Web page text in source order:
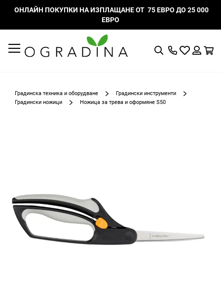
ОНЛАЙН ПОКУПКИ НА ИЗПЛАЩАНЕ ОТ 75 ЕВРО ДО 25 000
ЕВРО
ТърсенеМоят
Градинска техника и оборудване
Градински инструменти
Градински ножици
Ножица за трева и оформяне S50